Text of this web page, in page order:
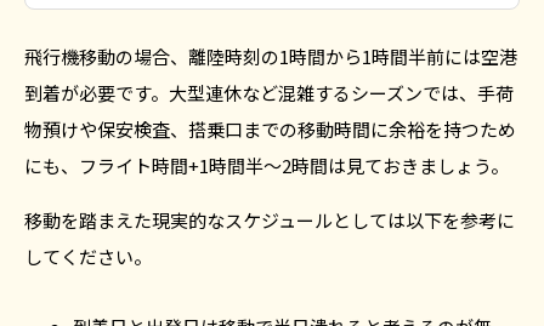
飛行機移動の場合、離陸時刻の1時間から1時間半前には空港
到着が必要です。大型連休など混雑するシーズンでは、手荷
物預けや保安検査、搭乗口までの移動時間に余裕を持つため
にも、フライト時間+1時間半〜2時間は見ておきましょう。
移動を踏まえた現実的なスケジュールとしては以下を参考に
してください。